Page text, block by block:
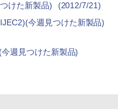
けた新製品)
(2012/7/21)
今週見つけた新製品)
週見つけた新製品)